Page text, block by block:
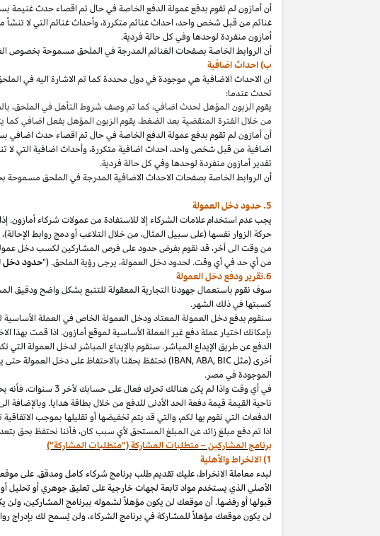
أن أمازون لم تقوم بدفع عمولة الدفع الخاصة في حال تم اقصاء حدث غنيمة
غنائم من قبل شخصواحد، احداث غنائم متكررة،وأحداث غنائم التي لا
أمازون منفردة لوحدها وفي كل حالة فردية.
أن الروابط الخاصة بصفحات الغنائم المدرجة في الملحق مسموحة بخصوص
ب) احداث اضافية
ان الاحداث الاضافية هي موجودة في دول محددة كما تم الاشارة اليه في
تحدث عندما:
يقوم الزبون المؤهل لحدث اضافي، كما تم وصف شروط التأهل في الملحق،
من خلال الفترة المنقضية بعد الضغط، يقوم الزبون المؤهل بفعل اضافي كما
أن أمازون لم تقوم بدفع عمولة الدفع الخاصة في حال تم اقصاء حدث
اضافية من قبل شخصواحد، احداث اضافية متكررة،وأحداث اضافية التي
تقدير أمازون منفردة لوحدها وفي كل حالة فردية.
أن الروابط الخاصة بصفحات الاحداث الاضافية المدرجة في الملحق مسموحة
5. حدود دخل العمولة
يجب عدم استخدام علامات الشركاء إلا للاستفادة من عمولات شركاء
حركة الزوار نفسها (على سبيل المثال، من خلال التلاعب أو دمج روابط
من وقت الىأخر،قد نقوم بفرض حدود على فرص المشاركين لكسب دخل
من أي حد في أي وقت. لحدود دخل العمولة، يرجى رؤية الملحق. ("حدود دخل
6.تقرير ودفع دخل العمولة
سوف نقوم باستعمال جهودنا التجارية المعقولة للتتبع بشكل واضح ودقيق
كسبتها في ذلك الشهر.
بإمكانك اختيار عملة دفع غير العملة الأساسية لموقع أمازون. اذا قمت بهذا
الدفع عن طريق الإيداع المباشر. سنقوم بالإيداع المباشر لدخل العمولة
أخرى (مثل
IBAN,ABA, BIC ) نحتفظ بحقنا بالاحتفاظ على دخل العمولة
الموجودةفي مصر.
في أي وقتواذا لم يكن هنالك تحرك فعال على حسابك لأخر 3 سنوات،فأنه
ناحية القيمة قيمة دفعة الحد الأدنى للدفع من خلال بطاقة هدايا. وبالإضافة
الدفعات التي نقوم بها لكم،والتي قد يتم تخفيضها أو تقليلها بموجب
اذا تم دفع مبلغ زائد عن المبلغ المستحق لأي سبب كان،فأننا نحتفظ بحق
برنامج المشاركين – متطلبات المشاركة ("متطلبات المشاركة")
1) الانخراط والأهلية
لبدء معاملة الانخراط، عليك تقديم طلب برنامج شركاء كامل ومدقق. على
الأصلي الذي يستخدم مواد تابعة لجهات خارجية على تعليق جوهري أو
قبولها أو رفضها. أن موقعك لن يكون مؤهلاً لشموله ببرنامج المشاركين،
لن يكون موقعك مؤهلاً للمشاركة في برنامج الشركاء، ولن يُسمح لك بإدراج